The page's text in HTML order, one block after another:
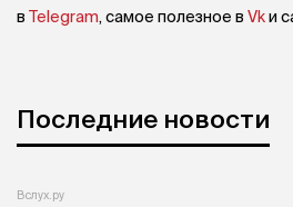
в Telegram, самое полезное в Vkи
Последние новости
Вслух.ру